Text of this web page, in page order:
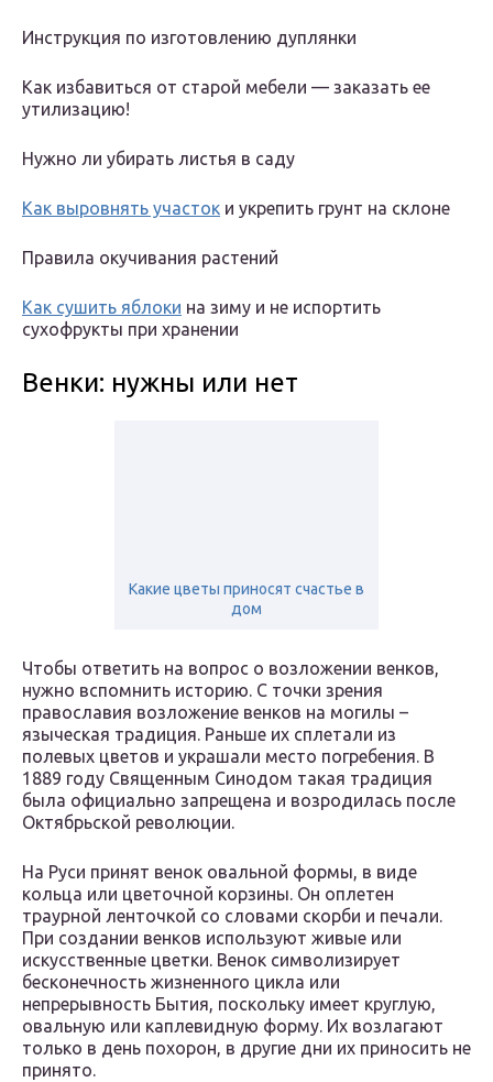
Инструкция по изготовлению дуплянки
Как избавиться от старой мебели — заказать ее
утилизацию!
Нужно ли убирать листья в саду
Как выровнять участок и укрепить грунт на склоне
Правила окучивания растений
Как сушить яблоки на зиму и не испортить
сухофрукты при хранении
Венки: нужны или нет
Какие цветы приносят счастье в
дом
Чтобы ответить на вопрос о возложении венков,
нужно вспомнить историю. С точки зрения
православия возложение венков на могилы –
языческая традиция. Раньше их сплетали из
полевых цветов и украшали место погребения. В
1889 году Священным Синодом такая традиция
была официально запрещена и возродилась после
Октябрьской революции.
На Руси принят венок овальной формы, в виде
кольца или цветочной корзины. Он оплетен
траурной ленточкой со словами скорби и печали.
При создании венков используют живые или
искусственные цветки. Венок символизирует
бесконечность жизненного цикла или
непрерывность Бытия, поскольку имеет круглую,
овальную или каплевидную форму. Их возлагают
только в день похорон, в другие дни их приносить не
принято.